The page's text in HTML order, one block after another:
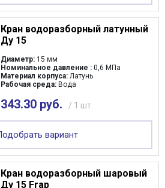
элеваторы
товары
окружающей среды
Кран водоразборный латунный
Ду 15
Диаметр: 15 мм
Номинальное давление : 0,6 МПа
Материал корпуса: Латунь
Рабочая среда: Вода
343.30 руб. / 1 шт.
вариант
Кран водоразборный шаровый
Ду 15 Frap